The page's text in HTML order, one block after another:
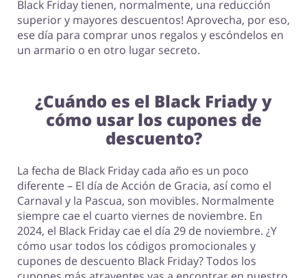
Black Friday tienen, normalmente, una reducción
superior y mayores descuentos! Aprovecha, por eso,
ese día para comprar unos regalos y escóndelos en
un armario o en otro lugar secreto.
¿Cuándo es el Black Friady y
cómo usar los cupones de
descuento?
La fecha de Black Friday cada año es un poco
diferente – El día de Acción de Gracia, así como el
Carnaval y la Pascua, son movibles. Normalmente
siempre cae el cuarto viernes de noviembre. En
2024, el Black Friday cae el día 29 de noviembre. ¿Y
cómo usar todos los códigos promocionales y
cupones de descuento Black Friday? Todos los